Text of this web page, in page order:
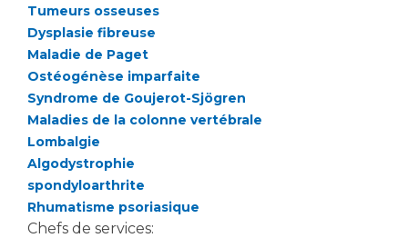
Les recherches en santé à l’AP-HM
Lieu de santé sans tabac
Tumeurs osseuses
Dysplasie fibreuse
Maladie de Paget
Ostéogénèse imparfaite
Syndrome de Goujerot-Sjögren
Maladies de la colonne vertébrale
Lombalgie
Algodystrophie
spondyloarthrite
Rhumatisme psoriasique
Chefs de services: